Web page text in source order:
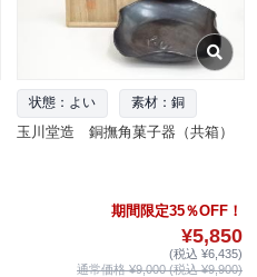
状態：よい 素材：銅
玉川堂造 銅撫角菓子器（共箱）
期間限定35％OFF！
¥5,850
(税込 ¥6,435)
通常価格 ¥9,000 (税込 ¥9,900)